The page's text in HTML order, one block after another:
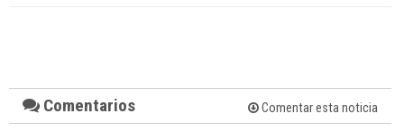
Comentarios Comentar esta noticia